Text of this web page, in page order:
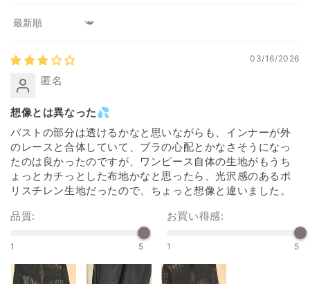
Sort by
03/16/2026
匿名
想像とは異なった💦
バストの部分は透けるかなと思いながらも、インナーが外
のレースと合体していて、ブラの心配とかなさそうになっ
たのは良かったのですが、ワンピース自体の生地がもうち
ょっとカチっとした布地かなと思ったら、光沢感のあるポ
リスチレン生地だったので、ちょっと想像と違いました。
品質:
1 5
お買い得感:
1 5